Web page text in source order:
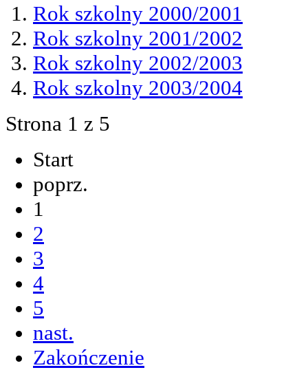
Rok szkolny 2000/2001
Rok szkolny 2001/2002
Rok szkolny 2002/2003
Rok szkolny 2003/2004
Strona 1 z 5
Start
poprz.
1
2
3
4
5
nast.
Zakończenie